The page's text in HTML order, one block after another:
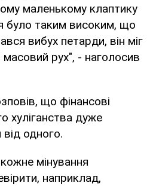
маленькому клаптику
було таким високим, що
вибух петарди, він міг
рух", - наголосив
що фінансові
хуліганства дуже
одного.
мінування
наприклад,